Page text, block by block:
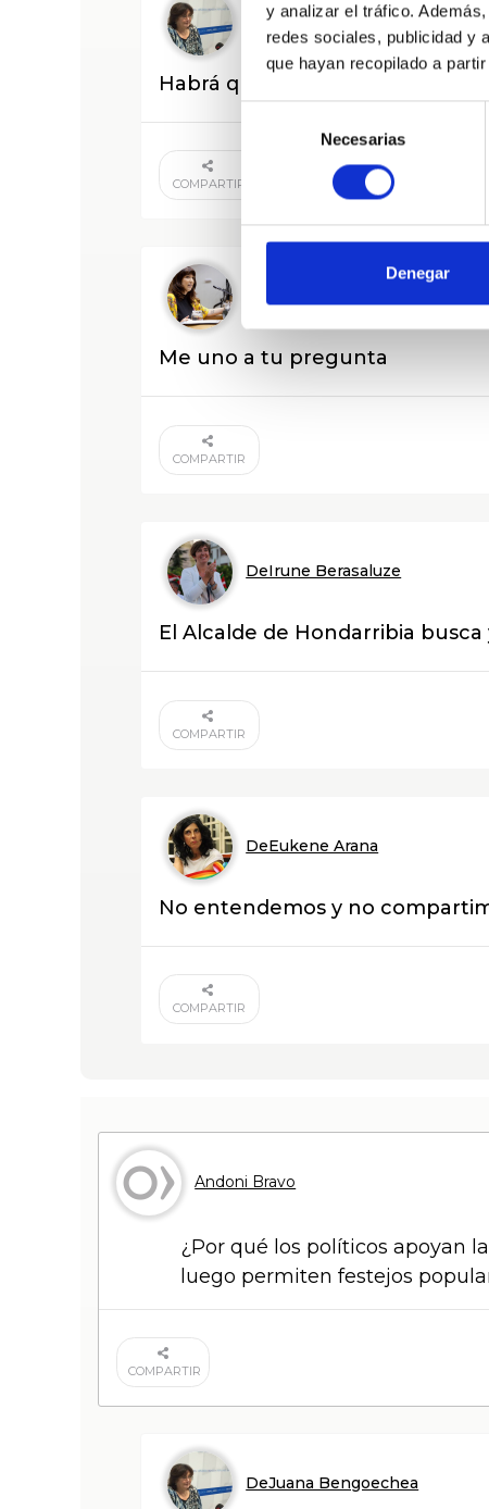
y analizar el tráfico.
redes sociales, publicidad y
que hayan recopilado a
consentimiento
Necesarias
Denegar
DeJuana Bengoechea
Habrá que preguntar al PNV
COMPARTIR
DeOihana Etxebarrieta
Me uno a tu pregunta
COMPARTIR
DeIrune Berasaluze
El Alcalde de Hondarribia
COMPARTIR
DeEukene Arana
No entendemos y no
COMPARTIR
Andoni Bravo
¿Por qué los políticos apoyan
luego permiten festejos
COMPARTIR
DeJuana Bengoechea